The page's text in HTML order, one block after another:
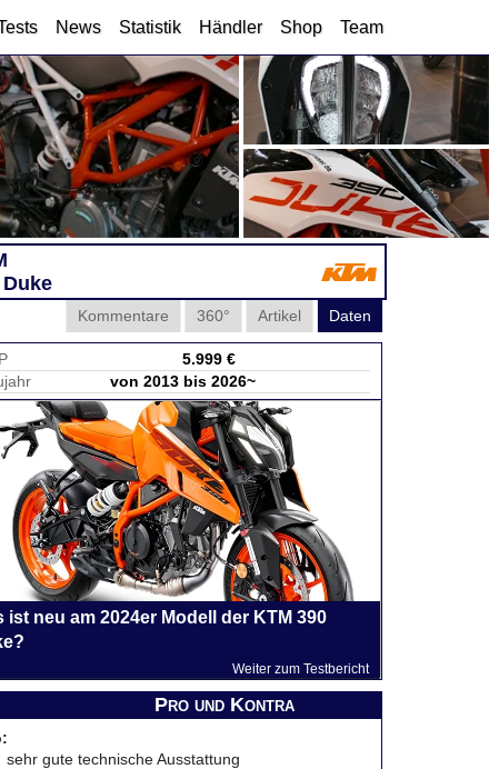
News Statistik Händler Shop Team
Daten
Artikel
360°
Kommentare
5.999 €
von 2013 bis 2026~
ist neu am 2024er Modell der KTM 390
Weiter zum Testbericht
Pro und Kontra
sehr gute technische Ausstattung